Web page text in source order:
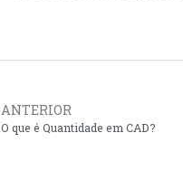
ANTERIOR
O que é Quantidade em CAD?